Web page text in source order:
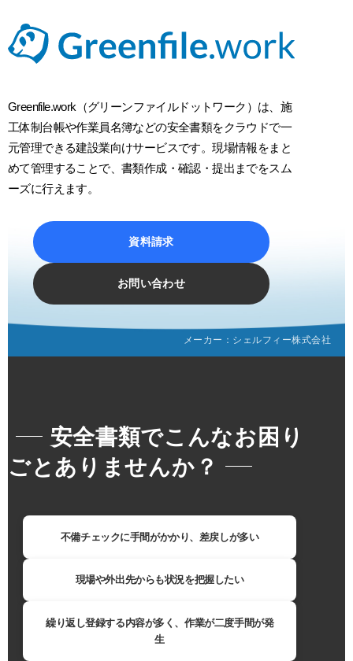
Greenfile.work（グリーンファイルドットワーク）は、施
工体制台帳や作業員名簿などの安全書類をクラウドで一
元管理できる建設業向けサービスです。現場情報をまと
めて管理することで、書類作成・確認・提出までをスム
ーズに行えます。
資料請求
お問い合わせ
メーカー： シェルフィー株式会社
安全書類でこんなお困り
ごとありませんか？
不備チェックに手間がかかり、差戻しが多い
現場や外出先からも状況を把握したい
繰り返し登録する内容が多く、作業が二度手間が発
生